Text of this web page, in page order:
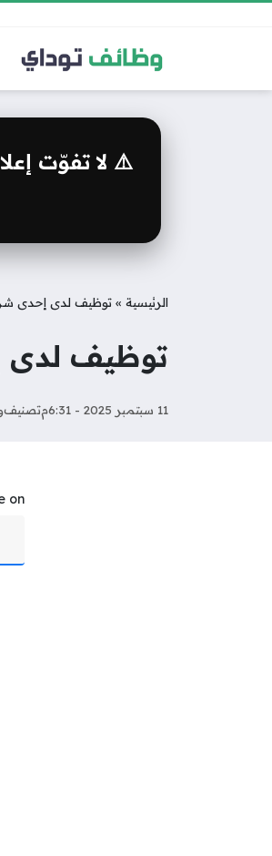
⚠️ لا تفوّت
الرئيسية »توظيف لدى إحدى
توظيف لدى
11 سبتمبر 2025 - 6:31م تصنيف
...